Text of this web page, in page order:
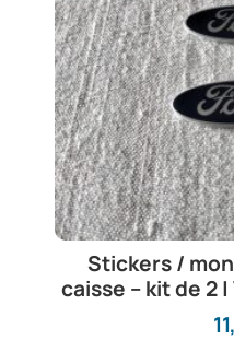
Stickers /
caisse – kit de 2